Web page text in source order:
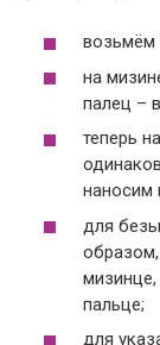
возьмём
на
палец –
теперь
наносим
для
пальце;
для